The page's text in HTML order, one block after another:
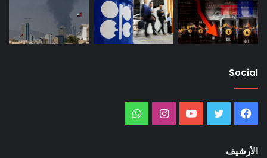
Social
فيسبوك تويتر يوتيوب انستقرام
الأرشيف